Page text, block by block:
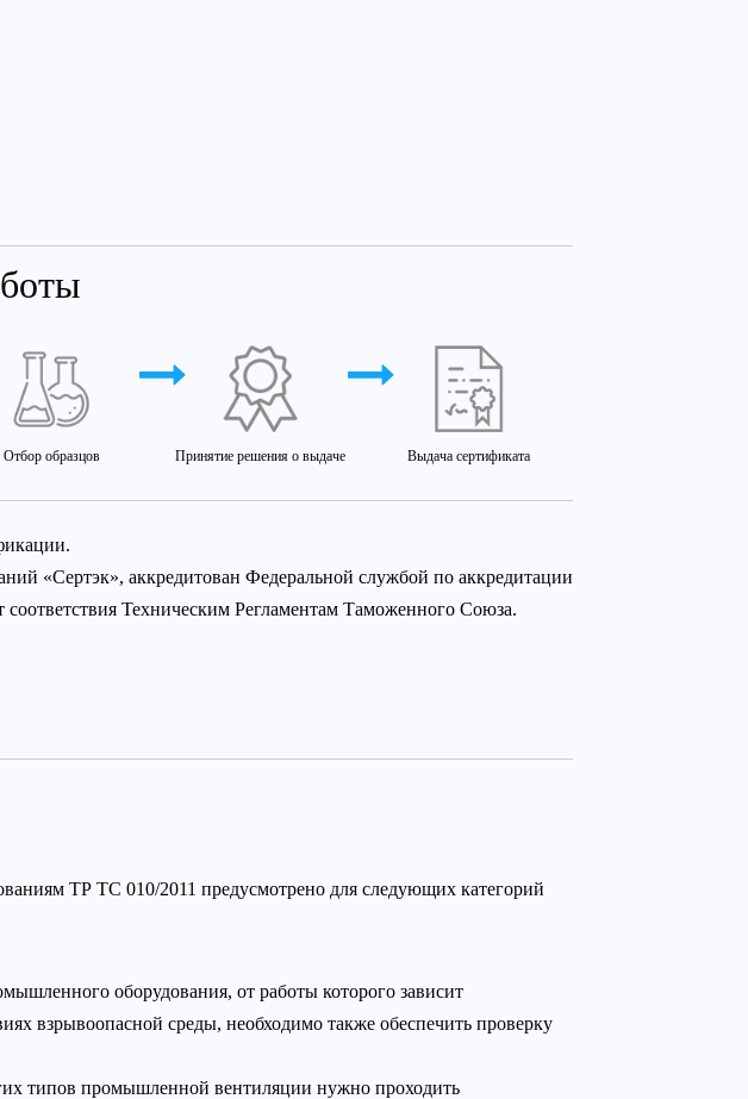
Отбор образцов Принятие решения о выдаче Выдача сертификата
«Сертэк», аккредитован Федеральной службой по аккредитации
соответствия Техническим Регламентам Таможенного Союза.
ТР ТС 010/2011 предусмотрено для следующих категорий
оборудования, от работы которого зависит
взрывоопасной среды, необходимо также обеспечить проверку
типов промышленной вентиляции нужно проходить